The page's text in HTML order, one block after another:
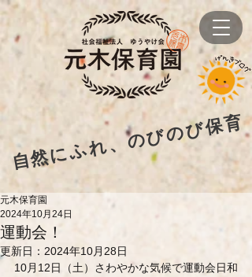
自然にふれ、のびのび保育
運動会！
元木保育園
2024年10月24日
更新日： 2024年10月28日
10月12日（土）さわやかな気候で運動会日和